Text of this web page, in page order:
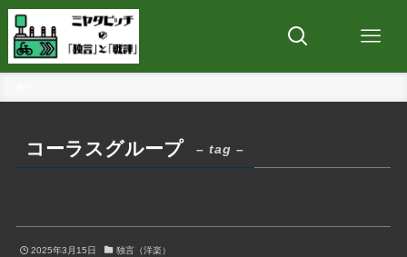
コーラスグループ – tag –
2025年3月15日 独言（洋楽）